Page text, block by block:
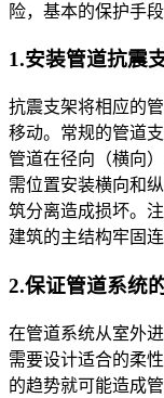
险，基本的保护手
1.安装管道抗震
抗震支架将相应的
移动。常规的管道
管道在径向（横向
需位置安装横向和
筑分离造成损坏。
建筑的主结构牢固连
2.保证管道系统
在管道系统从室外
需要设计适合的柔
的趋势就可能造成管